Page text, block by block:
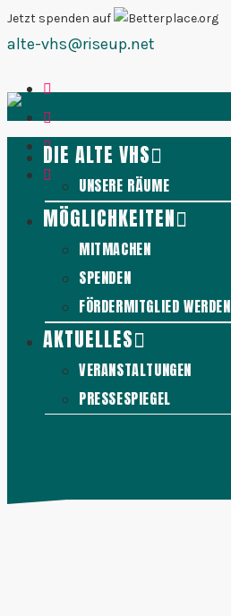
Zum
Inhalt
Jetzt spenden auf
alte-vhs@riseup.net
DIE ALTE VHS
UNSERE RÄUME
MÖGLICHKEITEN
MITMACHEN
SPENDEN
FÖRDERMITGLIED WERDEN
AKTUELLES
VERANSTALTUNGEN
PRESSESPIEGEL